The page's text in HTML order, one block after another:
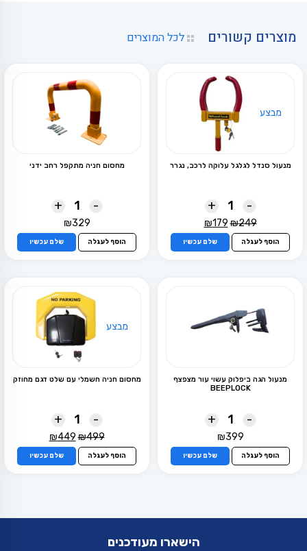
מוצרים קשורים לכל המוצרים
מבצע
מנעול סנדל לגלגל עלוקה לרכב, נגרר
-
+
₪249
המחיר
המקורי
היה:
₪249.
₪179
הנוכחי
הוא:
₪179.
הוסף לעגלה שלם עכשיו
מחסום חניה מתקפל רחב ידני
-
+
₪329
הוסף לעגלה שלם עכשיו
מנעול הגה ביפלוק עשוי עור מצפצף
BEEPLOCK
-
+
₪399
הוסף לעגלה שלם עכשיו
מבצע
מחסום חניה חשמלי עם שלט דגם מחוזק
-
+
₪499
המחיר
המקורי
היה:
₪499.
₪449
הנוכחי
הוא:
₪449.
הוסף לעגלה שלם עכשיו
הישארו מעודכנים